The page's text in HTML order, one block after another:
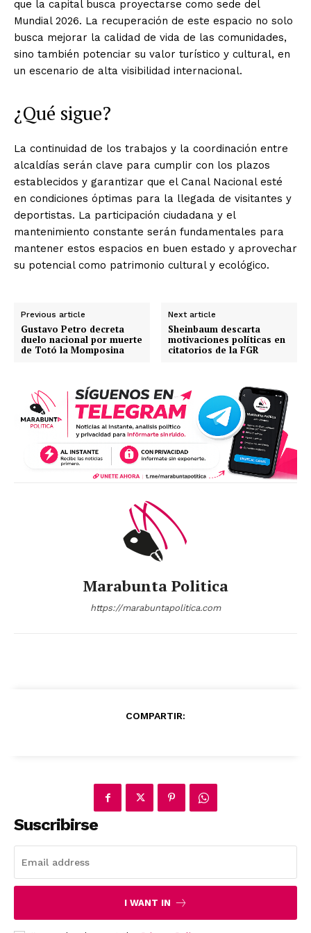
que la capital busca proyectarse como sede del
Mundial 2026. La recuperación de este espacio no solo
busca mejorar la calidad de vida de las comunidades,
sino también potenciar su valor turístico y cultural, en
un escenario de alta visibilidad internacional.
¿Qué sigue?
La continuidad de los trabajos y la coordinación entre
alcaldías serán clave para cumplir con los plazos
establecidos y garantizar que el Canal Nacional esté
en condiciones óptimas para la llegada de visitantes y
deportistas. La participación ciudadana y el
mantenimiento constante serán fundamentales para
mantener estos espacios en buen estado y aprovechar
su potencial como patrimonio cultural y ecológico.
Previous article
Gustavo Petro decreta
duelo nacional por muerte
de Totó la Momposina
Next article
Sheinbaum descarta
motivaciones políticas en
citatorios de la FGR
Marabunta Politica
https://marabuntapolitica.com
COMPARTIR:
Suscribirse
I WANT IN